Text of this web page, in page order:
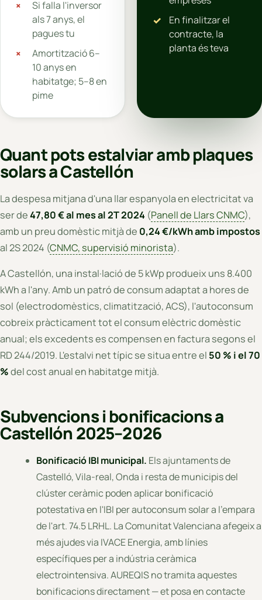
Si falla l'inversor
als 7 anys, el
pagues tu
Amortització 6–
10 anys en
habitatge; 5–8 en
pime
En finalitzar el
contracte, la
planta és teva
Quant pots estalviar amb plaques
solars a Castellón
La despesa mitjana d'una llar espanyola en electricitat va
ser de47,80 € al mes al 2T 2024 (Panell de Llars CNMC),
amb un preu domèstic mitjà de 0,24 €/kWh amb impostos
al 2S 2024 (CNMC, supervisió minorista).
A Castellón, una instal·lació de 5 kWp produeix uns 8.400
kWh a l'any. Amb un patró de consum adaptat a hores de
sol (electrodomèstics, climatització, ACS), l'autoconsum
cobreix pràcticament tot el consum elèctric domèstic
anual; els excedents es compensen en factura segons el
RD 244/2019. L'estalvi net típic se situa entre el 50 % i el 70
%del cost anual en habitatge mitjà.
Subvencions i bonificacions a
Castellón 2025–2026
Bonificació IBI municipal. Els ajuntaments de
Castelló, Vila-real, Onda i resta de municipis del
clúster ceràmic poden aplicar bonificació
potestativa en l'IBI per autoconsum solar a l'empara
de l'art. 74.5 LRHL. La Comunitat Valenciana afegeix a
més ajudes via IVACE Energia, amb línies
específiques per a indústria ceràmica
electrointensiva. AUREQIS no tramita aquestes
bonificacions directament — et posa en contacte